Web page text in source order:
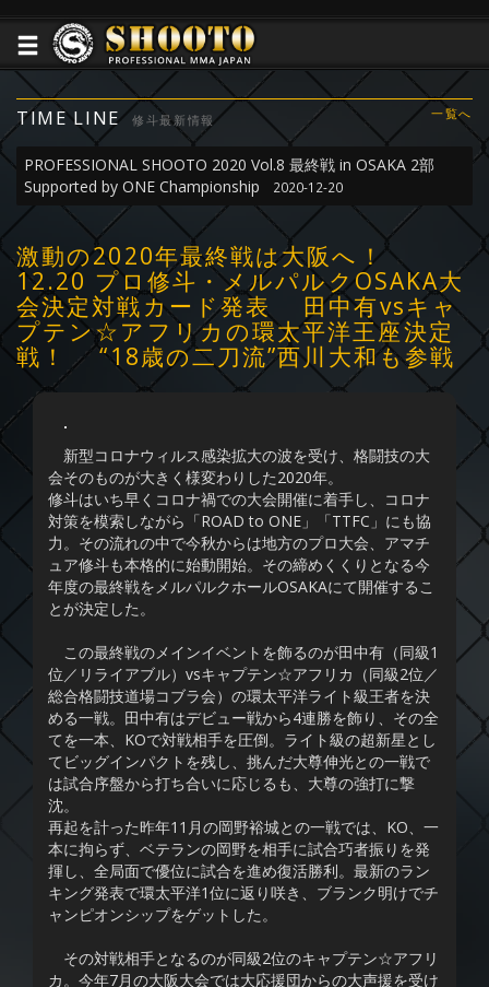
TIME LINE 修斗最新情報 一覧へ
PROFESSIONAL SHOOTO 2020 Vol.8 最終戦 in OSAKA 2部
Supported by ONE Championship
2020-12-20
激動の2020年最終戦は大阪へ！
12.20 プロ修斗・メルパルクOSAKA大
会決定対戦カード発表 田中有vsキャ
プテン☆アフリカの環太平洋王座決定
戦！ “18歳の二刀流”西川大和も参戦
新型コロナウィルス感染拡大の波を受け、格闘技の大
会そのものが大きく様変わりした2020年。
修斗はいち早くコロナ禍での大会開催に着手し、コロナ
対策を模索しながら「ROAD to ONE」「TTFC」にも協
力。その流れの中で今秋からは地方のプロ大会、アマチ
ュア修斗も本格的に始動開始。その締めくくりとなる今
年度の最終戦をメルパルクホールOSAKAにて開催するこ
とが決定した。
この最終戦のメインイベントを飾るのが田中有（同級1
位／リライアブル）vsキャプテン☆アフリカ（同級2位／
総合格闘技道場コブラ会）の環太平洋ライト級王者を決
める一戦。田中有はデビュー戦から4連勝を飾り、その全
てを一本、KOで対戦相手を圧倒。ライト級の超新星とし
てビッグインパクトを残し、挑んだ大尊伸光との一戦で
は試合序盤から打ち合いに応じるも、大尊の強打に撃
沈。
再起を計った昨年11月の岡野裕城との一戦では、KO、一
本に拘らず、ベテランの岡野を相手に試合巧者振りを発
揮し、全局面で優位に試合を進め復活勝利。最新のラン
キング発表で環太平洋1位に返り咲き、ブランク明けでチ
ャンピオンシップをゲットした。
その対戦相手となるのが同級2位のキャプテン☆アフリ
カ。今年7月の大阪大会では大応援団からの大声援を受け